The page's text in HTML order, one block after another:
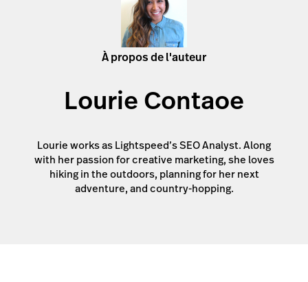
À propos de l'auteur
Lourie Contaoe
Lourie works as Lightspeed’s SEO Analyst. Along
with her passion for creative marketing, she loves
hiking in the outdoors, planning for her next
adventure, and country-hopping.